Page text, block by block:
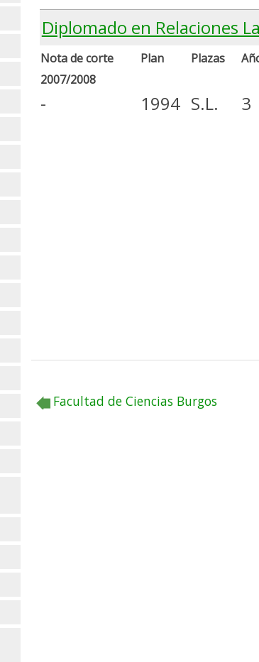
Diplomado en Relaciones
Nota de corte
2007/2008
Plan Plazas
- 1994 S.L. 3
Facultad de Ciencias Burgos